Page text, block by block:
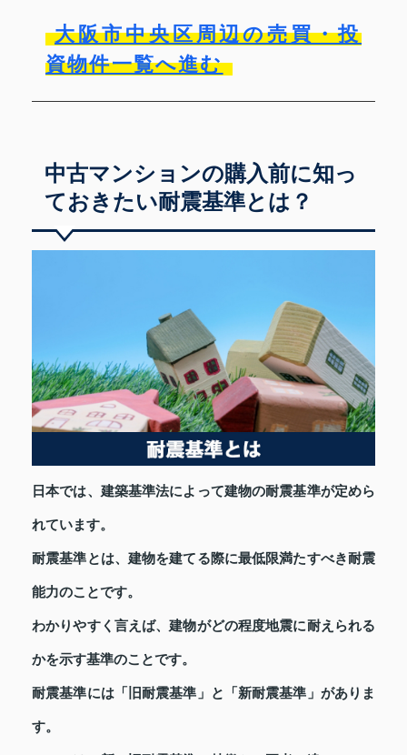
大阪市中央区周辺の売買・投
資物件一覧へ進む
中古マンションの購入前に知っ
ておきたい耐震基準とは？
日本では、建築基準法によって建物の耐震基準が定めら
れています。
耐震基準とは、建物を建てる際に最低限満たすべき耐震
能力のことです。
わかりやすく言えば、建物がどの程度地震に耐えられる
かを示す基準のことです。
耐震基準には「旧耐震基準」と「新耐震基準」がありま
す。